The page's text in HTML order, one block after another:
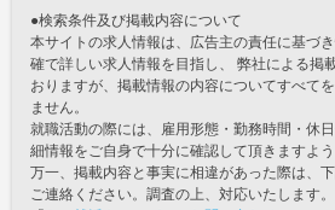
●検索条件及び掲載内容について
本サイトの求人情報は、広告主の責任に基づ
確で詳しい求人情報を目指し、 弊社による掲
おりますが、掲載情報の内容についてすべて
ません。
就職活動の際には、雇用形態・勤務時間・休
細情報をご自身で十分に確認して頂きますよう
万一、掲載内容と事実に相違があった際は、
ご連絡ください。調査の上、対応いたします。